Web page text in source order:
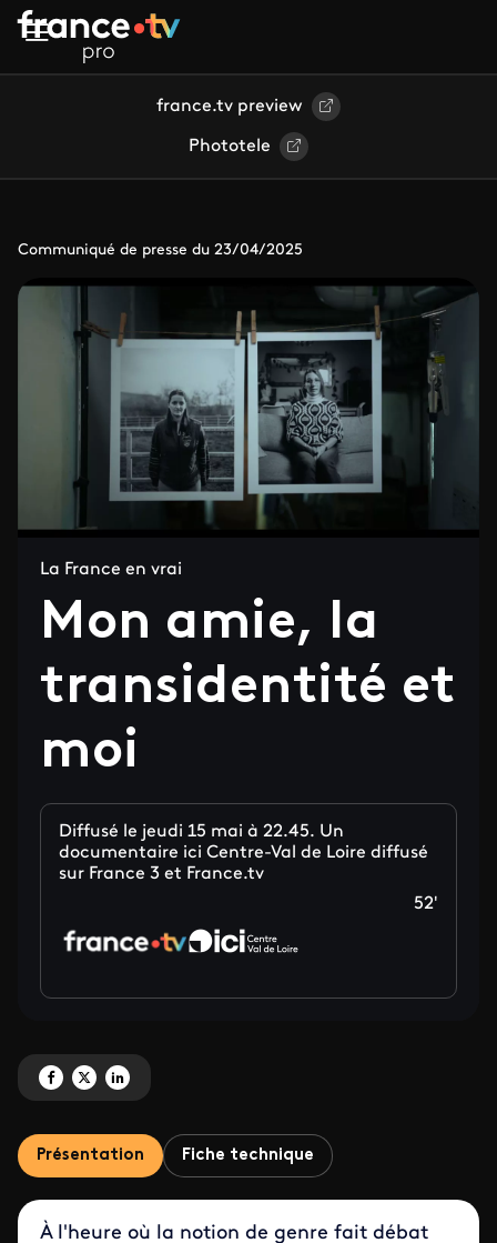
Aller au contenu principal
france.tv preview
Phototele
Communiqué de presse du 23/04/2025
La France en vrai
Mon amie, la
transidentité et
moi
Diffusé le jeudi 15 mai à 22.45. Un
documentaire ici Centre-Val de Loire diffusé
sur France 3 et France.tv
52'
Partagez 'Mon amie, la transidentité et moi' sur Facebook
Partagez 'Mon amie, la transidentité et moi' sur X
Partagez 'Mon amie, la transidentité et moi' sur LinkedIn
Présentation Fiche technique
À l'heure où la notion de genre fait débat